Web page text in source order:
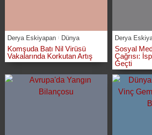
Derya Eskiyapan Dünya
Komşuda Batı Nil Virüsü
Vakalarında Korkutan Artış
Derya
Sosyal
Çağrısı:
Geçti